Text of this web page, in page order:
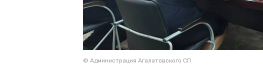
© Администрация Агалатовского СП